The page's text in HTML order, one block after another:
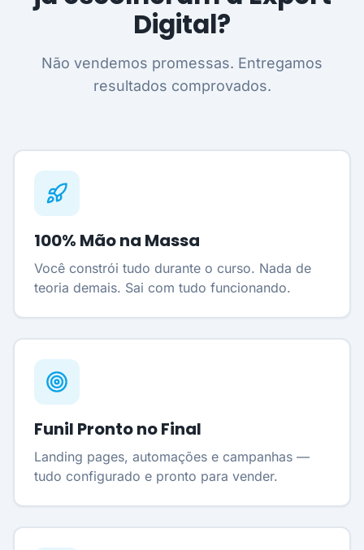
Digital?
Não vendemos promessas. Entregamos
resultados comprovados.
100% Mão na Massa
Você constrói tudo durante o curso. Nada de
teoria demais. Sai com tudo funcionando.
Funil Pronto no Final
Landing pages, automações e campanhas —
tudo configurado e pronto para vender.